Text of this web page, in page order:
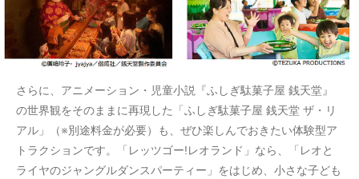
さらに、アニメーション・児童小説『ふしぎ駄菓子屋 銭天堂』
の世界観をそのままに再現した「ふしぎ駄菓子屋 銭天堂 ザ・リ
アル」（※別途料金が必要）も、ぜひ楽しんでおきたい体験型ア
トラクションです。「レッツゴー!レオランド」なら、「レオと
ライヤのジャングルダンスパーティー」をはじめ、小さな子ども